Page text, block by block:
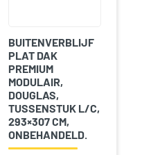
BUITENVERBLIJF
PLAT DAK
PREMIUM
MODULAIR,
DOUGLAS,
TUSSENSTUK L/C,
293×307 CM,
ONBEHANDELD.